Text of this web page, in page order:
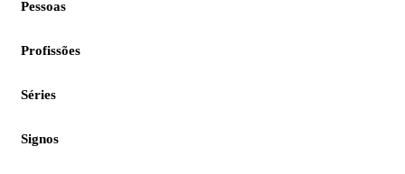
Pessoas
Profissões
Séries
Signos